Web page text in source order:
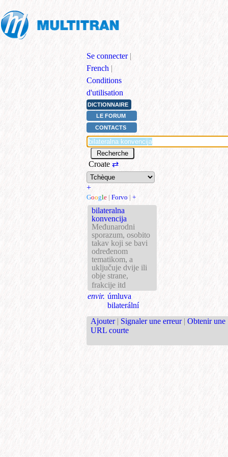
Se connecter |
French |
Conditions
d'utilisation
DICTIONNAIRE
LE FORUM
CONTACTS
Croate ⇄
+
Google | Forvo | +
bilateralna
konvencija
Međunarodni
sporazum, osobito
takav koji se bavi
određenom
tematikom, a
uključuje dvije ili
obje strane,
frakcije itd
envir. úmluva
bilaterální
Ajouter | Signaler une erreur | Obtenir une
URL courte